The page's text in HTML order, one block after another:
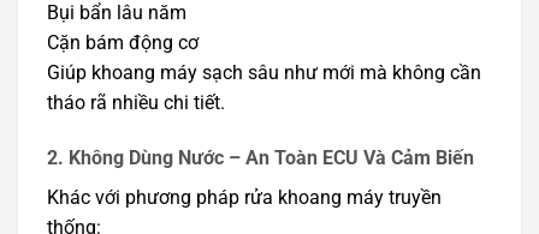
Bụi bẩn lâu năm
Cặn bám động cơ
Giúp khoang máy sạch sâu như mới mà không cần
tháo rã nhiều chi tiết.
2. Không Dùng Nước – An Toàn ECU Và Cảm Biến
Khác với phương pháp rửa khoang máy truyền
thống: